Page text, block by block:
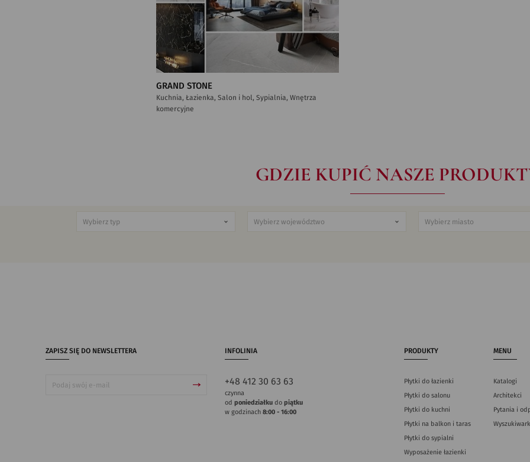
GRAND STONE
Kuchnia, Łazienka, Salon i hol, Sypialnia, Wnętrza
komercyjne
GDZIE KUPIĆ NASZE
ZAPISZ SIĘ DO NEWSLETTERA INFOLINIA
+48 412 30 63 63
czynna
od poniedziałkudo piątku
w godzinach 8:00 - 16:00
PRODUKTY
Płytki do łazienki
Płytki do salonu
Płytki do kuchni
Płytki na balkon i taras
Płytki do sypialni
Wyposażenie łazienki
MENU
Katalogi
Architekci
Pytania i